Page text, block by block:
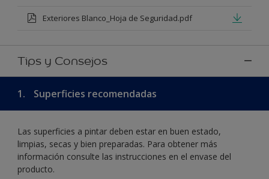
Exteriores Blanco_Hoja de Seguridad.pdf
Tips y Consejos
1. Superficies recomendadas
Las superficies a pintar deben estar en buen estado,
limpias, secas y bien preparadas. Para obtener más
información consulte las instrucciones en el envase del
producto.